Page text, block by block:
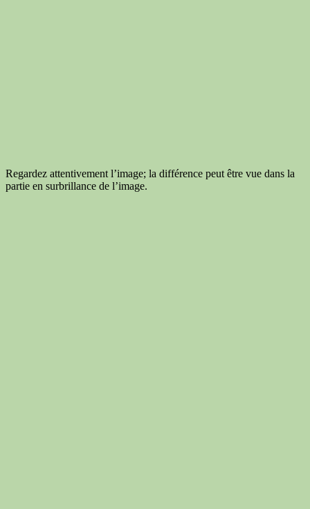
Regardez attentivement l’image; la différence peut être vue dans la
partie en surbrillance de l’image.